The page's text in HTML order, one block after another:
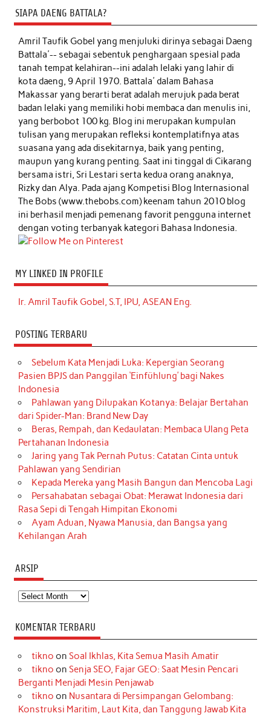
SIAPA DAENG BATTALA?
Amril Taufik Gobelyang menjuluki dirinya sebagai Daeng
Battala'-- sebagai sebentuk penghargaan spesial pada
tanah tempat kelahiran--ini adalah lelaki yang lahir di
kota daeng, 9 April 1970. Battala' dalam Bahasa
Makassar yang berarti berat adalah merujuk pada berat
badan lelaki yang memiliki hobi membaca dan menulis ini,
yang berbobot 100 kg. Blog ini merupakan kumpulan
tulisan yang merupakan refleksi kontemplatifnya atas
suasana yang ada disekitarnya, baik yang penting,
maupun yang kurang penting. Saat ini tinggal di Cikarang
bersama istri, Sri Lestari serta kedua orang anaknya,
Rizky dan Alya. Pada ajang Kompetisi Blog Internasional
The Bobs (www.thebobs.com) keenam tahun 2010 blog
ini berhasil menjadi pemenang favorit pengguna internet
dengan voting terbanyak kategori Bahasa Indonesia.
MY LINKED IN PROFILE
Ir. Amril Taufik Gobel, S.T, IPU, ASEAN Eng.
POSTING TERBARU
Sebelum Kata Menjadi Luka: Kepergian Seorang
Pasien BPJS dan Panggilan ‘Einfühlung’ bagi Nakes
Indonesia
Pahlawan yang Dilupakan Kotanya: Belajar Bertahan
dari Spider-Man: Brand New Day
Beras, Rempah, dan Kedaulatan: Membaca Ulang Peta
Pertahanan Indonesia
Jaring yang Tak Pernah Putus: Catatan Cinta untuk
Pahlawan yang Sendirian
Kepada Mereka yang Masih Bangun dan Mencoba Lagi
Persahabatan sebagai Obat: Merawat Indonesia dari
Rasa Sepi di Tengah Himpitan Ekonomi
Ayam Aduan, Nyawa Manusia, dan Bangsa yang
Kehilangan Arah
ARSIP
Arsip
KOMENTAR TERBARU
tikno on Soal Ikhlas, Kita Semua Masih Amatir
tikno on Senja SEO, Fajar GEO: Saat Mesin Pencari
Berganti Menjadi Mesin Penjawab
tikno on Nusantara di Persimpangan Gelombang:
Konstruksi Maritim, Laut Kita, dan Tanggung Jawab Kita